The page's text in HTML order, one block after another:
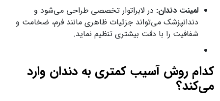
لمینت دندان: در لابراتوار تخصصی طراحی می‌شود و
دندانپزشک می‌تواند جزئیات ظاهری مانند فرم، ضخامت و
شفافیت را با دقت بیشتری تنظیم نماید.
کدام روش آسیب کمتری به دندان وارد
می‌کند؟